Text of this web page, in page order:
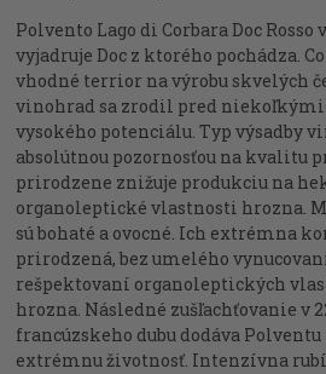
Polvento Lago di Corbara Doc
vyjadruje Doc z ktorého pochádza.
vhodné terrior na výrobu skvelých
vinohrad sa zrodil pred
vysokého potenciálu.Typ výsadby
absolútnou pozornosťou na kvalitu
prirodzene znižuje produkciu na
organoleptické vlastnosti hrozna.
sú bohaté a ovocné. Ich extrémna
prirodzená, bez umelého
rešpektovaní organoleptických
hrozna. Následné zušľachťovanie v
francúzskeho dubu dodáva
extrémnu životnosť. Intenzívna